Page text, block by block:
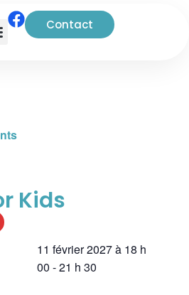
Contact
Kids
11 février 2027à 18 h
00 -21 h 30